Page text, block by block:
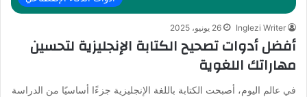
Inglezi Writer 26 يونيو، 2025
أفضل أدوات تصحيح الكتابة الإنجليزية لتحسين
مهاراتك اللغوية
في عالم اليوم، أصبحت الكتابة باللغة الإنجليزية جزءًا أساسيًا من الدراسة